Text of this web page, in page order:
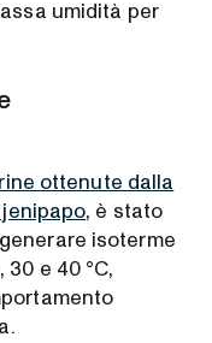
umidità per
ottenute dalla
, è stato
isoterme
e 40 °C,